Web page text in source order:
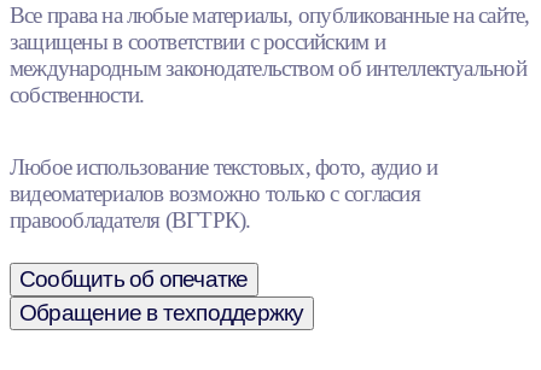
Все права на любые материалы, опубликованные на сайте,
защищены в соответствии с российским и
международным законодательством об интеллектуальной
собственности.
Любое использование текстовых, фото, аудио и
видеоматериалов возможно только с согласия
правообладателя (ВГТРК).
Сообщить об опечатке
Обращение в техподдержку